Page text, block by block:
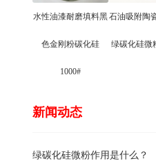
水性油漆耐磨填料黑
色金刚粉碳化硅
1000#
石油吸附陶
绿碳化硅微
新闻动态
绿碳化硅微粉作用是什么？